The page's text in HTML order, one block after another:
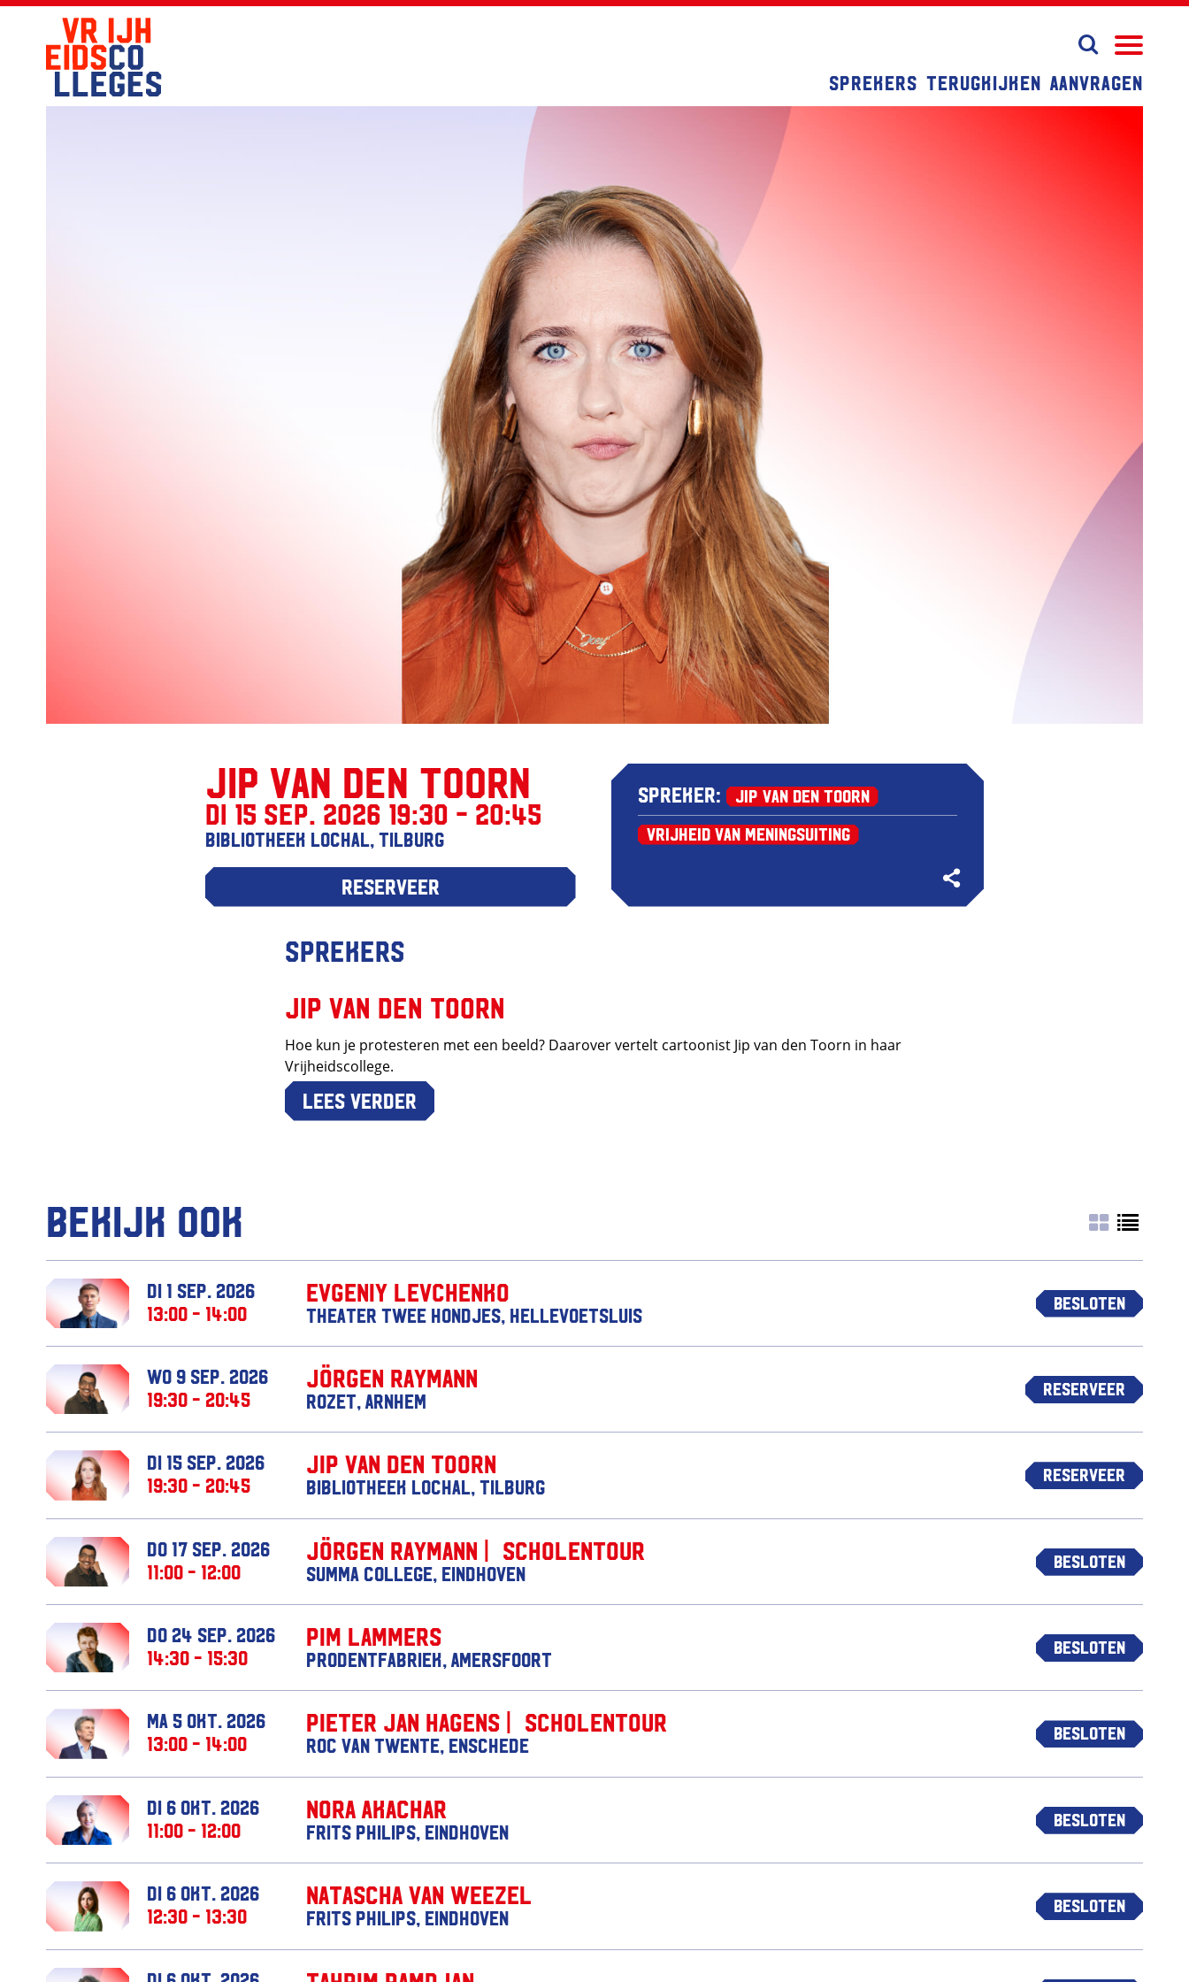
Sprekers Terugkijken Aanvragen
Jip van den Toorn
di 15 sep. 2026 19:30 - 20:45
Bibliotheek Lochal, Tilburg
Reserveer
Spreker: Jip van den Toorn
Vrijheid van Meningsuiting
Sprekers
Jip van den Toorn
Hoe kun je protesteren met een beeld? Daarover vertelt cartoonist Jip van den Toorn in haar
Vrijheidscollege.
Lees verder
Bekijk ook
Evgeniy Levchenko
Theater Twee Hondjes, Hellevoetsluis
di 1 sep. 2026
13:00 - 14:00
Besloten
Jörgen Raymann
Rozet, Arnhem
wo 9 sep. 2026
19:30 - 20:45
Reserveer
Jip van den Toorn
Bibliotheek Lochal, Tilburg
di 15 sep. 2026
19:30 - 20:45
Reserveer
Jörgen Raymann | Scholentour
Summa College, Eindhoven
do 17 sep. 2026
11:00 - 12:00
Besloten
Pim Lammers
Prodentfabriek, Amersfoort
do 24 sep. 2026
14:30 - 15:30
Besloten
Pieter Jan Hagens | Scholentour
ROC van Twente, Enschede
ma 5 okt. 2026
13:00 - 14:00
Besloten
Nora Akachar
Frits Philips, Eindhoven
di 6 okt. 2026
11:00 - 12:00
Besloten
Natascha van Weezel
Frits Philips, Eindhoven
di 6 okt. 2026
12:30 - 13:30
Besloten